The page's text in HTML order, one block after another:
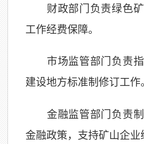
财政部门负责绿色
工作经费保障。
市场监管部门负责
建设地方标准制修订工作
金融监管部门负责
金融政策，支持矿山企业